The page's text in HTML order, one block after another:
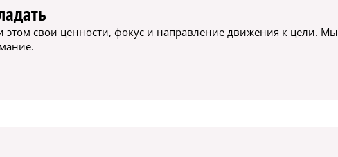
свои ценности, фокус и направление движения к цели. Мы